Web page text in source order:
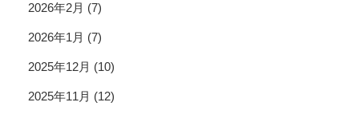
2026年2月 (7)
2026年1月 (7)
2025年12月 (10)
2025年11月 (12)